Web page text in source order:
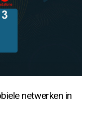
netwerken in